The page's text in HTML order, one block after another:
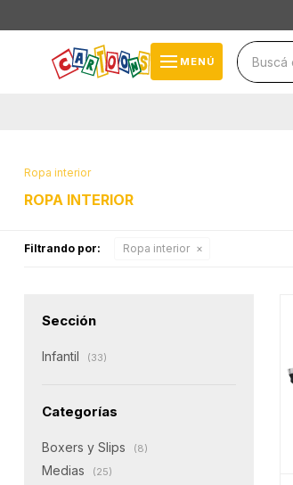
menu MENÚ
Ropa interior
ROPA INTERIOR
Filtrando por: Ropa interior
Categorías
Boxers y Slips (8)
Medias (25)
Sección
Infantil (33)
close
storefront